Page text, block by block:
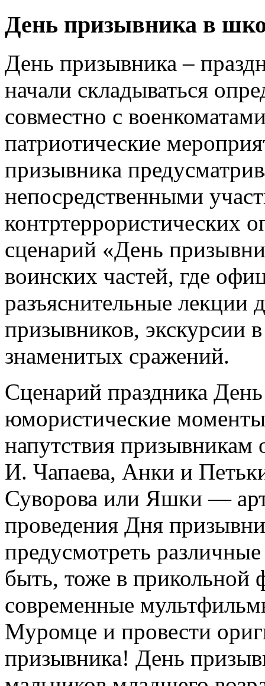
День призывника в
День призывника –
начали складываться
совместно с
патриотические
призывника
непосредственными
контртеррористических
сценарий «День
воинских частей, где
разъяснительные лекции
призывников, экскурсии
знаменитых сражений.
Сценарий праздника
юмористические
напутствия
И. Чапаева, Анки и
Суворова или Яшки —
проведения Дня
предусмотреть
быть, тоже в прикольной
современные
Муромце и провести
призывника! День